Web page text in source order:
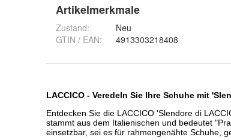
Artikelmerkmale
Zustand:
Neu
GTIN / EAN:
4913303218408